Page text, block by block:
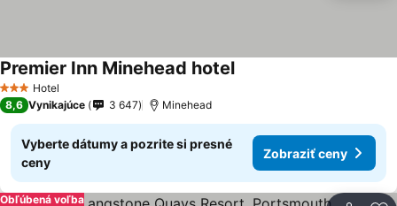
3 Počet hviezdičiek
Hotel
Premier Inn Minehead hotelZobraziť ceny
8,6 Vynikajúce 3 647 Minehead
Vyberte dátumy a pozrite si presné
ceny
Zobraziť ceny
Obľúbená voľba